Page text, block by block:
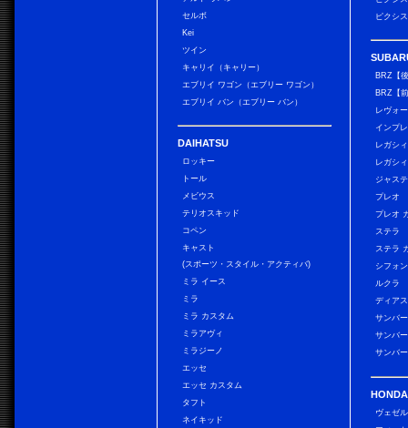
セルボ
Kei
ツイン
キャリイ（キャリー）
エブリイ ワゴン（エブリー ワゴン）
エブリイ バン（エブリー バン）
DAIHATSU
ロッキー
トール
メビウス
テリオスキッド
コペン
キャスト
(スポーツ・スタイル・アクティバ)
ミラ イース
ミラ
ミラ カスタム
ミラアヴィ
ミラジーノ
エッセ
エッセ カスタム
タフト
ネイキッド
ピクシ
BRZ【
BRZ【
レヴォ
インプ
レガシ
レガシ
ジャス
プレオ
プレオ
ステラ
ステラ
シフォ
ルクラ
ディア
サンバ
サンバ
サンバ
HONDA
ヴェゼル